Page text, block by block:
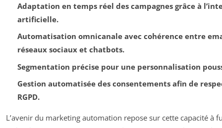
Adaptation en temps réel des campagnes grâce à
artificielle.
Automatisation omnicanale avec cohérence entre
réseaux sociaux et chatbots.
Segmentation précise pour une personnalisation
Gestion automatisée des consentements afin de
RGPD.
L’avenir du marketing automation repose sur cette capacité à